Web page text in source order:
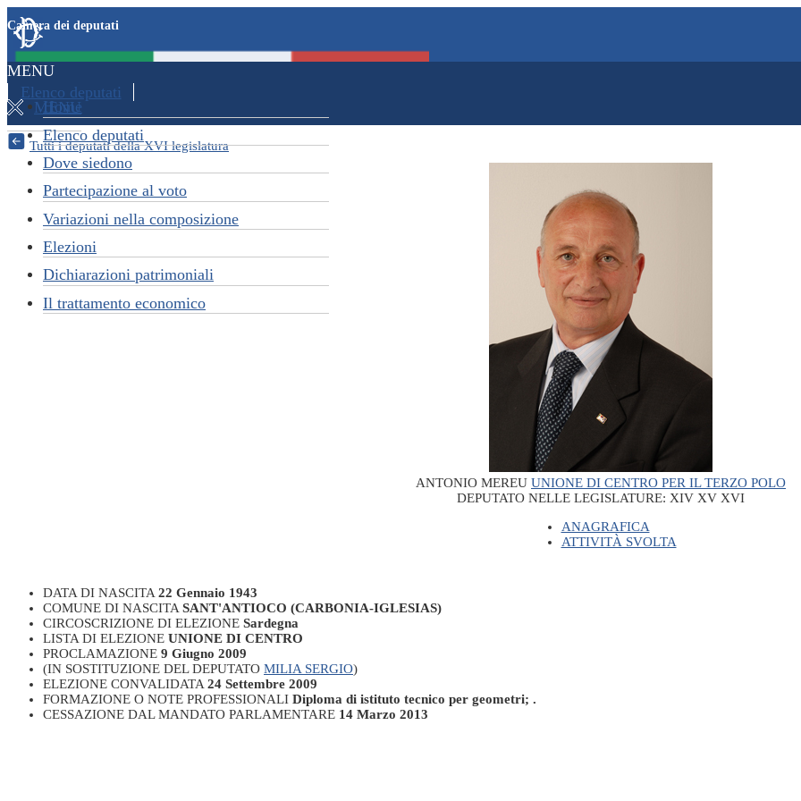
Deputati,
Camera
dei
Deputati
Salta
al
contenuto
principale
Salta
al
menu
di
navigazione
Camera dei deputati
MENU
Espandi
ChiudiMENU
Navigazione
principale
Home
Elenco deputati
Dove siedono
Partecipazione al voto
Variazioni nella composizione
Elezioni
Dichiarazioni patrimoniali
Il trattamento economico
Elenco deputati
Tutti i deputati della XVI legislatura
ANTONIO MEREU UNIONE DI CENTRO PER IL TERZO POLO
DEPUTATO NELLE LEGISLATURE: XIV XV XVI
ANAGRAFICA
ATTIVITÀ SVOLTA
DATA DI NASCITA 22 Gennaio 1943
COMUNE DI NASCITA SANT'ANTIOCO (CARBONIA-IGLESIAS)
CIRCOSCRIZIONE DI ELEZIONE Sardegna
LISTA DI ELEZIONE UNIONE DI CENTRO
PROCLAMAZIONE 9 Giugno 2009
(IN SOSTITUZIONE DEL DEPUTATO MILIA SERGIO)
ELEZIONE CONVALIDATA 24 Settembre 2009
FORMAZIONE O NOTE PROFESSIONALI Diploma di istituto tecnico per geometri; .
CESSAZIONE DAL MANDATO PARLAMENTARE 14 Marzo 2013